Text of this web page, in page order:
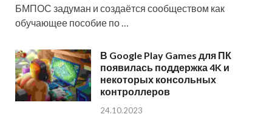
БМПОС задуман и создаётся сообществом как
обучающее пособие по …
В Google Play Games для ПК
появилась поддержка 4K и
некоторых консольных
контроллеров
24.10.2023